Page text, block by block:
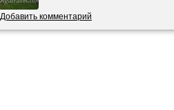
Добавить комментарий